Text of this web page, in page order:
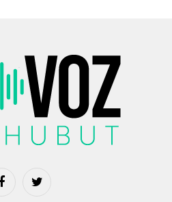
FacebookTwitter